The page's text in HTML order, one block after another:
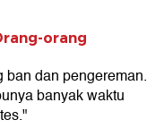
orang
dan pengereman.
banyak waktu